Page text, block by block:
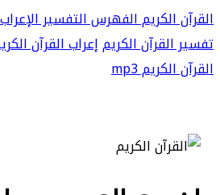
القرآن الكريمالفهرسالتفسير
تفسير القرآن الكريمإعراب القرآن
القرآن الكريم mp3